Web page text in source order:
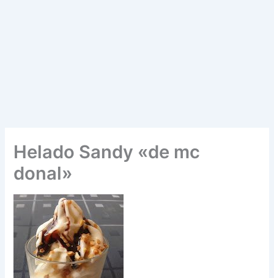
Helado Sandy «de mc
donal»